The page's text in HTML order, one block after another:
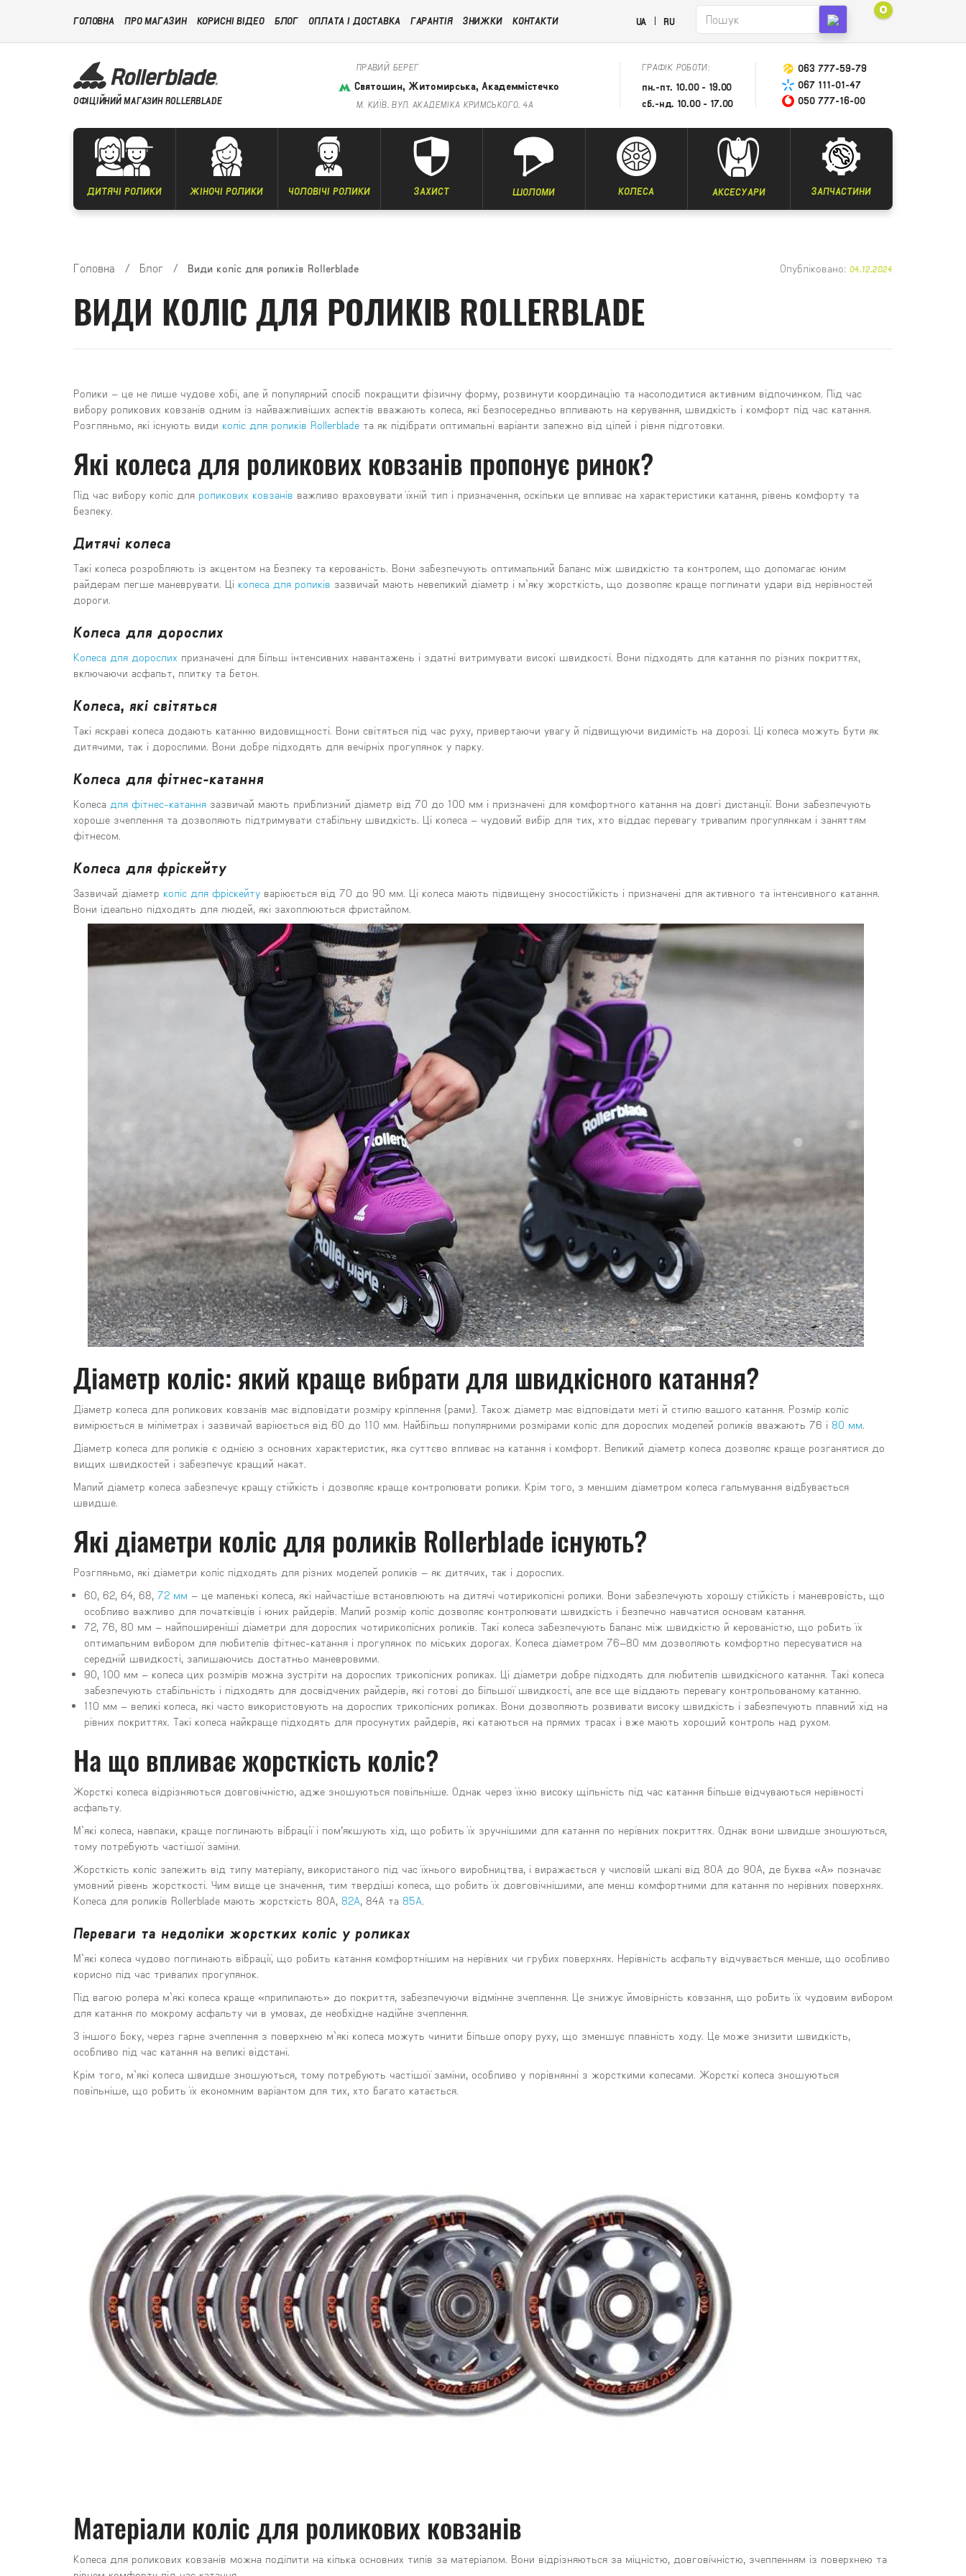
ГОЛОВНА ПРО МАГАЗИН КОРИСНІ ВІДЕО БЛОГ ОПЛАТА І ДОСТАВКА ГАРАНТІЯ ЗНИЖКИ КОНТАКТИ RU
UA
0
ОФІЦІЙНИЙ МАГАЗИН ROLLERBLADE
ПРАВИЙ БЕРЕГ
Святошин, Житомирська, Академмістечко
М. КИЇВ, ВУЛ. АКАДЕМІКА КРИМСЬКОГО, 4А
ГРАФІК РОБОТИ:
пн.-пт. 10.00 - 19.00
сб.-нд. 10.00 - 17.00
063 777-59-79
067 111-01-47
050 777-16-00
ДИТЯЧІ РОЛИКИ ЖІНОЧІ РОЛИКИ ЧОЛОВІЧІ РОЛИКИ ЗАХИСТ ШОЛОМИ КОЛЕСА АКСЕСУАРИ ЗАПЧАСТИНИ
Головна / Блог / Види коліс для роликів Rollerblade Опубліковано: 04.12.2024
ВИДИ КОЛІС ДЛЯ РОЛИКІВ ROLLERBLADE
Ролики – це не лише чудове хобі, але й популярний спосіб покращити фізичну форму, розвинути координацію та насолодитися активним відпочинком. Під час
вибору роликових ковзанів одним із найважливіших аспектів вважають колеса, які безпосередньо впливають на керування, швидкість і комфорт під час катання.
Розгляньмо, які існують види коліс для роликів Rollerblade та як підібрати оптимальні варіанти залежно від цілей і рівня підготовки.
Які колеса для роликових ковзанів пропонує ринок?
Під час вибору коліс для роликових ковзанів важливо враховувати їхній тип і призначення, оскільки це впливає на характеристики катання, рівень комфорту та
безпеку.
Дитячі колеса
Такі колеса розробляють із акцентом на безпеку та керованість. Вони забезпечують оптимальний баланс між швидкістю та контролем, що допомагає юним
райдерам легше маневрувати. Ці колеса для роликів зазвичай мають невеликий діаметр і м`яку жорсткість, що дозволяє краще поглинати удари від нерівностей
дороги.
Колеса для дорослих
Колеса для дорослих призначені для більш інтенсивних навантажень і здатні витримувати високі швидкості. Вони підходять для катання по різних покриттях,
включаючи асфальт, плитку та бетон.
Колеса, які світяться
Такі яскраві колеса додають катанню видовищності. Вони світяться під час руху, привертаючи увагу й підвищуючи видимість на дорозі. Ці колеса можуть бути як
дитячими, так і дорослими. Вони добре підходять для вечірніх прогулянок у парку.
Колеса для фітнес-катання
Колеса для фітнес-катання зазвичай мають приблизний діаметр від 70 до 100 мм і призначені для комфортного катання на довгі дистанції. Вони забезпечують
хороше зчеплення та дозволяють підтримувати стабільну швидкість. Ці колеса – чудовий вибір для тих, хто віддає перевагу тривалим прогулянкам і заняттям
фітнесом.
Колеса для фріскейту
Зазвичай діаметр коліс для фріскейту варіюється від 70 до 90 мм. Ці колеса мають підвищену зносостійкість і призначені для активного та інтенсивного катання.
Вони ідеально підходять для людей, які захоплюються фристайлом.
Діаметр коліс: який краще вибрати для швидкісного катання?
Діаметр колеса для роликових ковзанів має відповідати розміру кріплення (рами). Також діаметр має відповідати меті й стилю вашого катання. Розмір коліс
вимірюється в міліметрах і зазвичай варіюється від 60 до 110 мм. Найбільш популярними розмірами коліс для дорослих моделей роликів вважають 76 і 80 мм.
Діаметр колеса для роликів є однією з основних характеристик, яка суттєво впливає на катання і комфорт. Великий діаметр колеса дозволяє краще розганятися до
вищих швидкостей і забезпечує кращий накат.
Малий діаметр колеса забезпечує кращу стійкість і дозволяє краще контролювати ролики. Крім того, з меншим діаметром колеса гальмування відбувається
швидше.
Які діаметри коліс для роликів Rollerblade існують?
Розгляньмо, які діаметри коліс підходять для різних моделей роликів – як дитячих, так і дорослих.
60, 62, 64, 68, 72 мм – це маленькі колеса, які найчастіше встановлюють на дитячі чотириколісні ролики. Вони забезпечують хорошу стійкість і маневровість, що
особливо важливо для початківців і юних райдерів. Малий розмір коліс дозволяє контролювати швидкість і безпечно навчатися основам катання.
72, 76, 80 мм – найпоширеніші діаметри для дорослих чотириколісних роликів. Такі колеса забезпечують баланс між швидкістю й керованістю, що робить їх
оптимальним вибором для любителів фітнес-катання і прогулянок по міських дорогах. Колеса діаметром 76–80 мм дозволяють комфортно пересуватися на
середній швидкості, залишаючись достатньо маневровими.
90, 100 мм – колеса цих розмірів можна зустріти на дорослих триколісних роликах. Ці діаметри добре підходять для любителів швидкісного катання. Такі колеса
забезпечують стабільність і підходять для досвідчених райдерів, які готові до більшої швидкості, але все ще віддають перевагу контрольованому катанню.
110 мм – великі колеса, які часто використовують на дорослих триколісних роликах. Вони дозволяють розвивати високу швидкість і забезпечують плавний хід на
рівних покриттях. Такі колеса найкраще підходять для просунутих райдерів, які катаються на прямих трасах і вже мають хороший контроль над рухом.
На що впливає жорсткість коліс?
Жорсткі колеса відрізняються довговічністю, адже зношуються повільніше. Однак через їхню високу щільність під час катання більше відчуваються нерівності
асфальту.
М`які колеса, навпаки, краще поглинають вібрації і пом’якшують хід, що робить їх зручнішими для катання по нерівних покриттях. Однак вони швидше зношуються,
тому потребують частішої заміни.
Жорсткість коліс залежить від типу матеріалу, використаного під час їхнього виробництва, і виражається у числовій шкалі від 80A до 90A, де буква «A» позначає
умовний рівень жорсткості. Чим вище це значення, тим твердіші колеса, що робить їх довговічнішими, але менш комфортними для катання по нерівних поверхнях.
Колеса для роликів Rollerblade мають жорсткість 80A, 82A, 84A та 85A.
Переваги та недоліки жорстких коліс у роликах
М`які колеса чудово поглинають вібрації, що робить катання комфортнішим на нерівних чи грубих поверхнях. Нерівність асфальту відчувається менше, що особливо
корисно під час тривалих прогулянок.
Під вагою ролера м`які колеса краще «прилипають» до покриття, забезпечуючи відмінне зчеплення. Це знижує ймовірність ковзання, що робить їх чудовим вибором
для катання по мокрому асфальту чи в умовах, де необхідне надійне зчеплення.
З іншого боку, через гарне зчеплення з поверхнею м`які колеса можуть чинити більше опору руху, що зменшує плавність ходу. Це може знизити швидкість,
особливо під час катання на великі відстані.
Крім того, м`які колеса швидше зношуються, тому потребують частішої заміни, особливо у порівнянні з жорсткими колесами. Жорсткі колеса зношуються
повільніше, що робить їх економним варіантом для тих, хто багато катається.
Матеріали коліс для роликових ковзанів
Колеса для роликових ковзанів можна поділити на кілька основних типів за матеріалом. Вони відрізняються за міцністю, довговічністю, зчепленням із поверхнею та